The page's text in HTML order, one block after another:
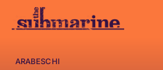
ARABESCHI